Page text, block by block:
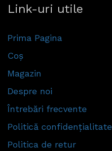
Link-uri utile
Prima Pagina
Coș
Magazin
Despre noi
Întrebări frecvente
Politică confidențialitate
Politica de retur